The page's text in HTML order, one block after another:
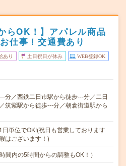
らOK！】アパレル商品
仕事！交通費あり
あり 土日祝日が休み WEB登録OK
分／西鉄二日市駅から徒歩---分／二日
筑紫駅から徒歩---分／朝倉街道駅から
日単位でOK!(祝日も営業しております
はございます！)
間内の5時間からの調整もOK！）